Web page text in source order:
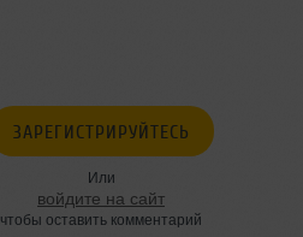
ЗАРЕГИСТРИРУЙТЕСЬ
Или
войдите на сайт
чтобы оставить комментарий